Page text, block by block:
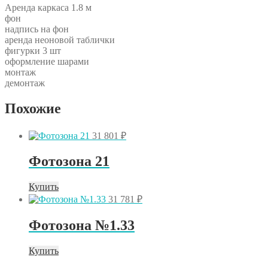
Аренда каркаса 1.8 м
фон
надпись на фон
аренда неоновой таблички
фигурки 3 шт
оформление шарами
монтаж
демонтаж
Похожие
31 801 ₽
Фотозона 21
Купить
31 781 ₽
Фотозона №1.33
Купить